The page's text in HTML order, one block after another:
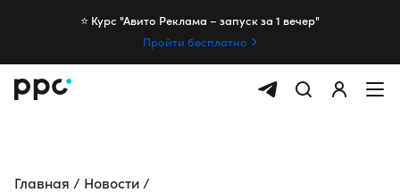
⭐️ Курс "Авито Реклама – запуск за 1 вечер"
Пройти бесплатно
Главная
Новости